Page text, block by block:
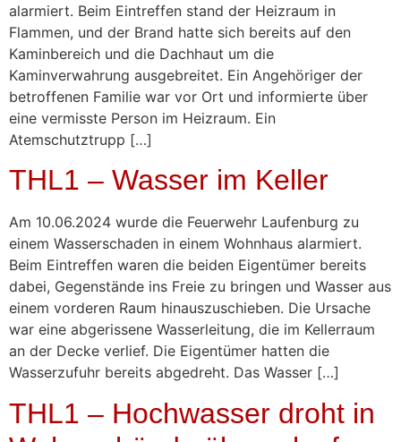
alarmiert. Beim Eintreffen stand der Heizraum in
Flammen, und der Brand hatte sich bereits auf den
Kaminbereich und die Dachhaut um die
Kaminverwahrung ausgebreitet. Ein Angehöriger der
betroffenen Familie war vor Ort und informierte über
eine vermisste Person im Heizraum. Ein
Atemschutztrupp […]
THL1 – Wasser im Keller
Am 10.06.2024 wurde die Feuerwehr Laufenburg zu
einem Wasserschaden in einem Wohnhaus alarmiert.
Beim Eintreffen waren die beiden Eigentümer bereits
dabei, Gegenstände ins Freie zu bringen und Wasser aus
einem vorderen Raum hinauszuschieben. Die Ursache
war eine abgerissene Wasserleitung, die im Kellerraum
an der Decke verlief. Die Eigentümer hatten die
Wasserzufuhr bereits abgedreht. Das Wasser […]
THL1 – Hochwasser droht in